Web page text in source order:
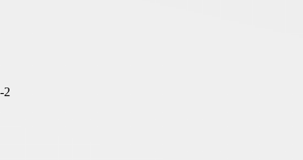
2